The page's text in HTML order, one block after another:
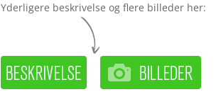
Yderligere beskrivelse og flere billeder her: